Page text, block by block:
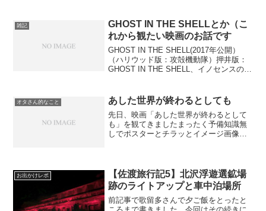
雑記
GHOST IN THE SHELLとか（こ
れから観たい映画のお話です
GHOST IN THE SHELL(2017年公開）
（ハリウッド版：攻殻機動隊）押井版：
GHOST IN THE SHELL、イノセンスの世
ージは香港なのですね。やた...
オタさん的なこと あした世界が終わるとしても
先日、映画「あした世界が終わるとして
も」を観てきましたまったく予備知識無
しでポスターとチラッとイメージ画像だ
な？的な感じで観たらトンデ...
お出かけレポ
【佐渡旅行記5】北沢浮遊選鉱場
跡のライトアップと車中泊場所
前記事で歌留多さんで夕ご飯をとったと